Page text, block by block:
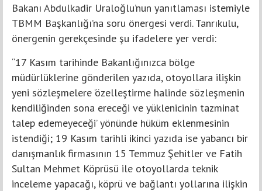
Bakanı Abdulkadir Uraloğlu’nun yanıtlaması istemiyle
TBMM Başkanlığı’na soru önergesi verdi. Tanrıkulu,
önergenin gerekçesinde şu ifadelere yer verdi:
“17 Kasım tarihinde Bakanlığınızca bölge
müdürlüklerine gönderilen yazıda, otoyollara ilişkin
yeni sözleşmelere ‘özelleştirme halinde sözleşmenin
kendiliğinden sona ereceği ve yüklenicinin tazminat
talep edemeyeceği’ yönünde hüküm eklenmesinin
istendiği; 19 Kasım tarihli ikinci yazıda ise yabancı bir
danışmanlık firmasının 15 Temmuz Şehitler ve Fatih
Sultan Mehmet Köprüsü ile otoyollarda teknik
inceleme yapacağı, köprü ve bağlantı yollarına ilişkin